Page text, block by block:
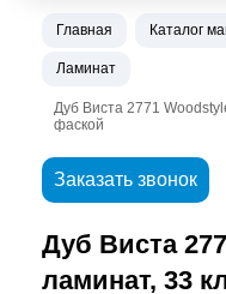
Главная Каталог
Ламинат
Дуб Виста 2771
фаской
Заказать звонок
Дуб Виста
ламинат, 33